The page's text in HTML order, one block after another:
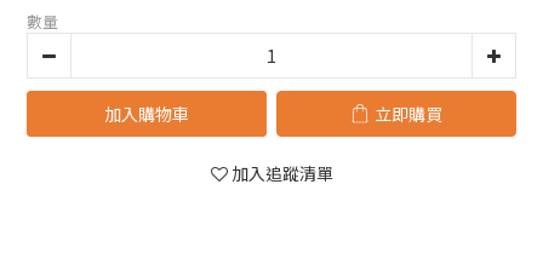
數量
加入購物車 立即購買
加入追蹤清單